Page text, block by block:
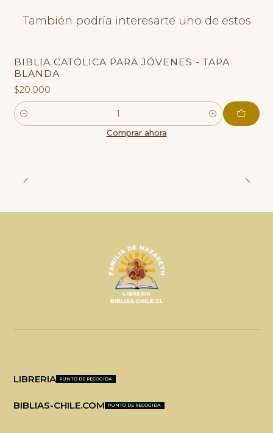
También podría interesarte uno de estos
BIBLIA CATÓLICA PARA JÓVENES - TAPA
BLANDA
$20.000
Cantidad
Comprar ahora
LIBRERIA PUNTO DE RECOGIDA
BIBLIAS-CHILE.COM PUNTO DE RECOGIDA